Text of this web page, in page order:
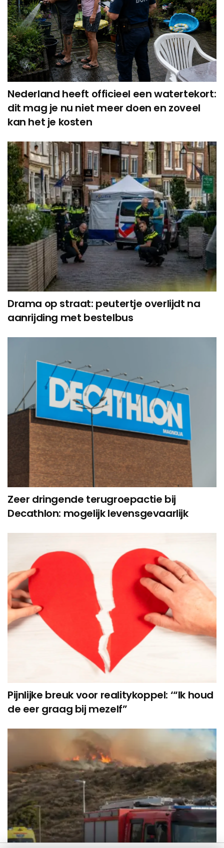
Nederland heeft officieel een watertekort:
dit mag je nu niet meer doen en zoveel
kan het je kosten
Drama op straat: peutertje overlijdt na
aanrijding met bestelbus
Zeer dringende terugroepactie bij
Decathlon: mogelijk levensgevaarlijk
Pijnlijke breuk voor realitykoppel: ‘“Ik houd
de eer graag bij mezelf”